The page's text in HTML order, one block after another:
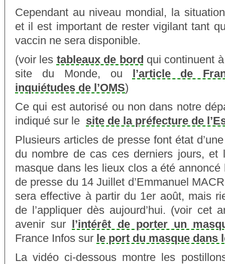
Cependant au niveau mondial, la
et il est important de rester vigilant tant
vaccin ne sera disponible.
(voir les tableaux de bord qui continuent
site du Monde, ou l’article de
inquiétudes de l’OMS)
Ce qui est autorisé ou non dans notre
indiqué sur le site de la préfecture de
Plusieurs articles de presse font état
du nombre de cas ces derniers jours, et
masque dans les lieux clos a été
de presse du 14 Juillet d’Emmanuel
sera effective à partir du 1er août, mais
de l’appliquer dès aujourd’hui. (voir cet
avenir sur l’intérêt de porter un
France Infos sur le port du masque dans
La vidéo ci-dessous montre les